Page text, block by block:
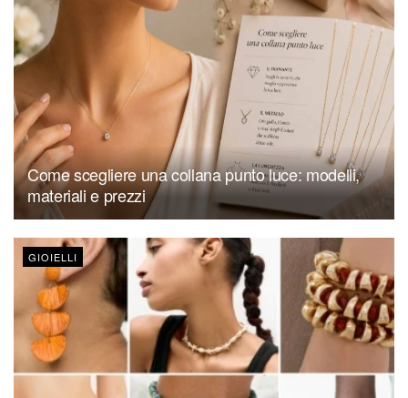
Come scegliere una collana punto luce: modelli,
materiali e prezzi
GIOIELLI